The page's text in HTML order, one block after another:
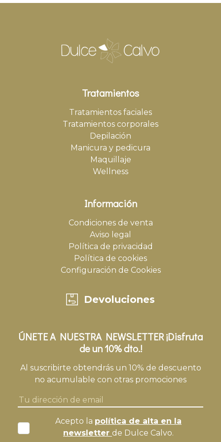
Tratamientos
Tratamientos faciales
Tratamientos corporales
Depilación
Manicura y pedicura
Maquillaje
Wellness
Información
Condiciones de venta
Aviso legal
Política de privacidad
Política de cookies
Configuración de Cookies
Devoluciones
ÚNETE A NUESTRA NEWSLETTER ¡Disfruta
de un 10% dto.!
Al suscribirte obtendrás un 10% de descuento
no acumulable con otras promociones
Acepto la política de alta en la
newsletter de Dulce Calvo.